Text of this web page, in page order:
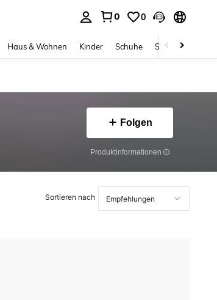
0 0
Haus & Wohnen Kinder Schuhe Schmuck &
Folgen
Produktinformationen
Sortieren nach